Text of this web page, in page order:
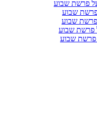
פרשת שבוע
שבוע
שבוע
פרשת שבוע
פרשת שבוע